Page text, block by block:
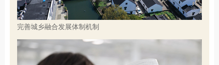
完善城乡融合发展体制机制